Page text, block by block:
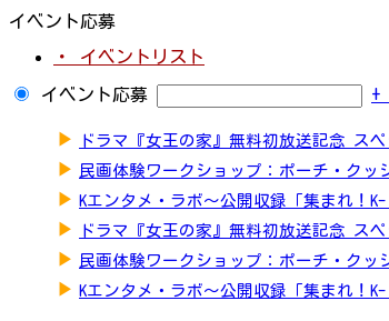
イベント応募
・ イベントリスト
イベント応募 +
▶ ドラマ『女王の家』無料初放送記念 ス
▶ 民画体験ワークショップ：ポーチ・クッ
▶ Kエンタメ・ラボ～公開収録「集まれ！K-
▶ ドラマ『女王の家』無料初放送記念 ス
▶ 民画体験ワークショップ：ポーチ・クッ
▶ Kエンタメ・ラボ～公開収録「集まれ！K-